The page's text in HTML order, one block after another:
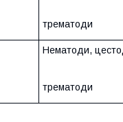
трематоди
Нематоди,
трематоди